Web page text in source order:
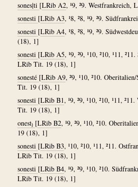
sones|ti [LRib A2, ¹9, ²9. Westfrankreich,
sonesti [LRib A3, ¹8, ²8, ¹9, ²9.
sonesti [LRib A4, ¹8, ²8, ¹9, ²9.
(18), 1]
sonesti [LRib A5, ¹9, ²9, ¹10, ²10, ¹11,
LRib Tit. 19 (18), 1]
sonesté [LRib A9, ²9, ¹10, ²10.
Tit. 19 (18), 1]
sonesti [LRib B1, ¹9, ²9, ¹10, ²10, ¹11,
Tit. 19 (18), 1]
onest₎ [LRib B2, ¹9, ²9, ¹10, ²10.
19 (18), 1]
sonesti [LRib B3, ¹10, ²10, ¹11, ²11.
LRib Tit. 19 (18), 1]
sonesti [LRib B4, ¹9, ²9, ¹10, ²10.
LRib Tit. 19 (18), 1]